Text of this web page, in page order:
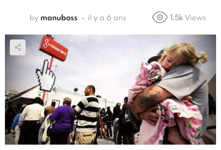
by manuboss il y a 6 ans 1.5k Views